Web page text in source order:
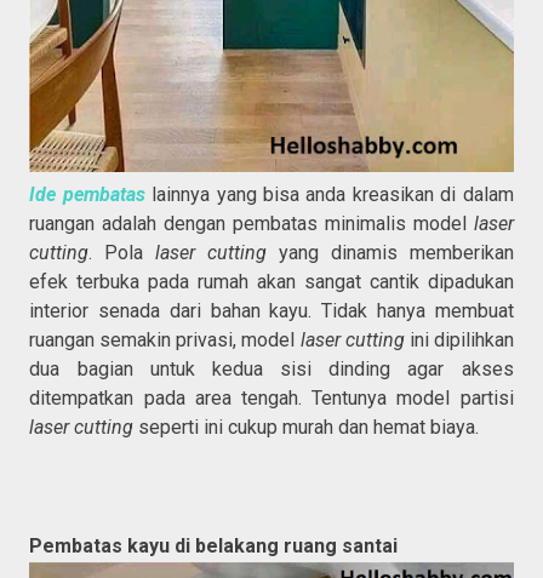
Ide pembataslainnya yang bisa anda kreasikan di dalam
ruangan adalah dengan pembatas minimalis model laser
cutting. Polalaser cutting yang dinamis memberikan
efek terbuka pada rumah akan sangat cantik dipadukan
interior senada dari bahan kayu. Tidak hanya membuat
ruangan semakin privasi, model laser cutting ini dipilihkan
dua bagian untuk kedua sisi dinding agar akses
ditempatkan pada area tengah. Tentunya model partisi
laser cutting seperti ini cukup murah dan hemat biaya.
Pembatas kayu di belakang ruang santai